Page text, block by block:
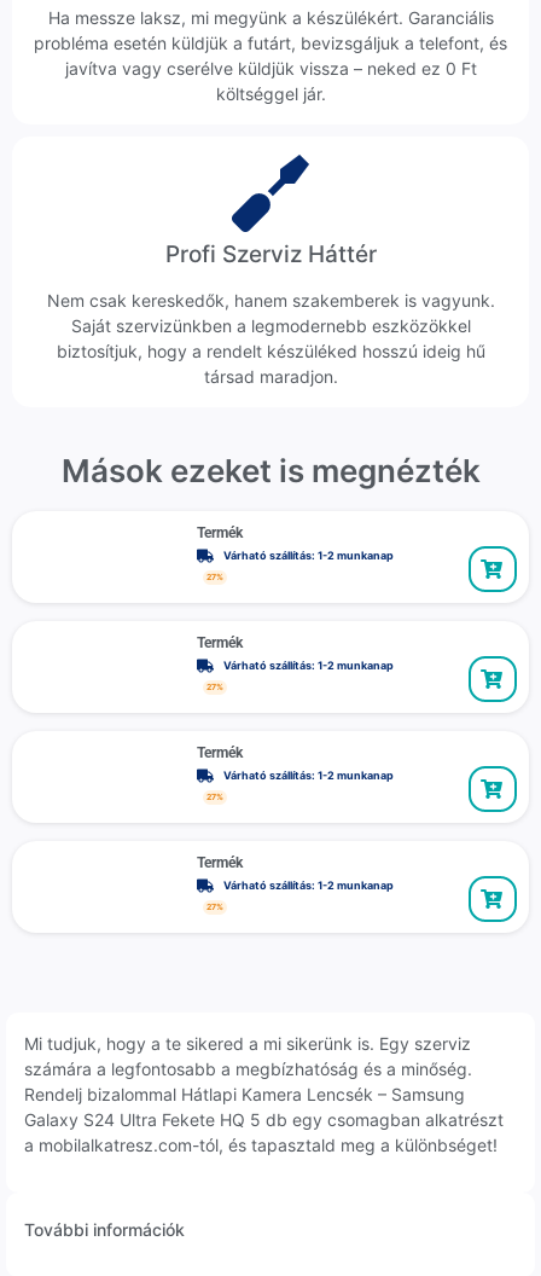
Ha messze laksz, mi megyünk a készülékért. Garanciális
probléma esetén küldjük a futárt, bevizsgáljuk a telefont, és
javítva vagy cserélve küldjük vissza – neked ez 0 Ft
költséggel jár.
Profi Szerviz Háttér
Nem csak kereskedők, hanem szakemberek is vagyunk.
Saját szervizünkben a legmodernebb eszközökkel
biztosítjuk, hogy a rendelt készüléked hosszú ideig hű
társad maradjon.
Mások ezeket is megnézték
Termék
Várható szállítás: 1-2 munkanap
27%
Termék
Várható szállítás: 1-2 munkanap
27%
Termék
Várható szállítás: 1-2 munkanap
27%
Termék
Várható szállítás: 1-2 munkanap
27%
Mi tudjuk, hogy a te sikered a mi sikerünk is. Egy szerviz
számára a legfontosabb a megbízhatóság és a minőség.
Rendelj bizalommal Hátlapi Kamera Lencsék – Samsung
Galaxy S24 Ultra Fekete HQ 5 db egy csomagban alkatrészt
a mobilalkatresz.com-tól, és tapasztald meg a különbséget!
További információk